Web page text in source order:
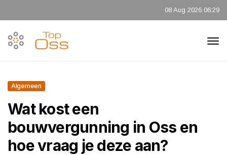
08 Aug 2026 06:29
Algemeen
Wat kost een
bouwvergunning in Oss en
hoe vraag je deze aan?